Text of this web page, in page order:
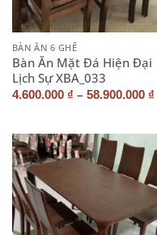
BÀN ĂN 6 GHẾ
Bàn Ăn Mặt Đá Hiện Đại
Lịch Sự XBA_033
4.600.000 ₫ – 58.900.000 ₫